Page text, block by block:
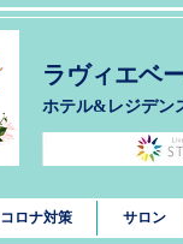
ラヴィエベ
ホテル&レジデン
コロナ対策 サロン